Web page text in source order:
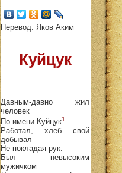
Перевод: Яков Аким
Куйцук
Давным-давно жил
человек
По имени Куйцук1 .
Работал, хлеб свой
добывал
Не покладая рук.
Был невысоким
мужичком